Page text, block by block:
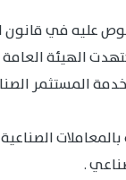
الهيئة
المستثمر
.